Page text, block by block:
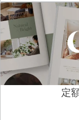
定